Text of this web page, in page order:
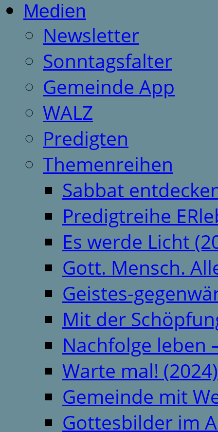
Medien
Newsletter
Sonntagsfalter
Gemeinde App
WALZ
Predigten
Themenreihen
Sabbat
Predigtreihe
Es werde Licht
Gott. Mensch.
Geistes-
Mit der
Nachfolge leben
Warte mal! (2024)
Gemeinde mit
Gottesbilder im